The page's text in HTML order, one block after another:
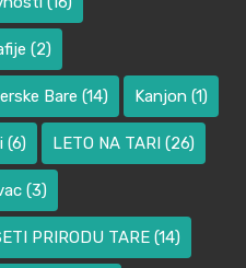
(2)
Bare (14) Kanjon (1)
(6) LETO NA TARI (26)
(3)
PRIRODU TARE (14)